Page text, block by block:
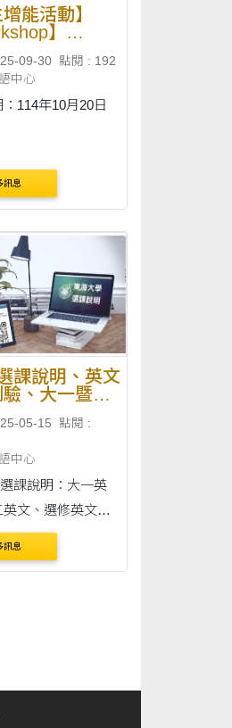
增能活動】
】
They Work
09-30
點閱 : 192
中心
114年10月20日
訊息
課說明、英文
、大一暨大
修
05-15
點閱 :
中心
選課說明：大一英
英文、選修英文】
】 ■ 簡介：（連
：限人工加選 ■
訊息